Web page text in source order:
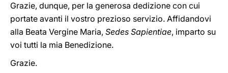
Grazie, dunque, per la generosa dedizione con cui
portate avanti il vostro prezioso servizio. Affidandovi
alla Beata Vergine Maria, Sedes Sapientiae, imparto su
voi tutti la mia Benedizione.
Grazie.